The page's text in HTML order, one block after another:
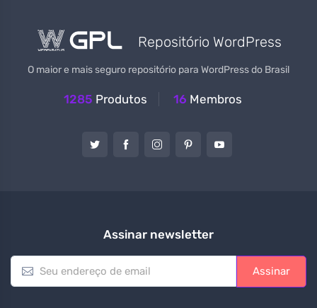
Repositório WordPress
O maior e mais seguro repositório para WordPress do Brasil
1285 Produtos 16 Membros
Assinar newsletter
E
a
Assinar